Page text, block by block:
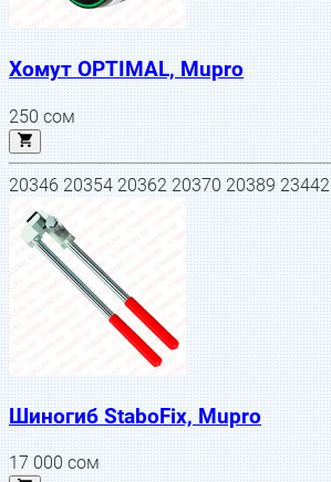
Хомут OPTIMAL, Mupro
250сом
20346 20354 20362 20370 20389 23442
Шиногиб StaboFix, Mupro
17 000сом